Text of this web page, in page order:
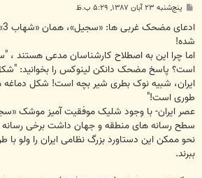
پ
ت
پنج‌شنبه ۲۳ آبان ۱۳۸۷, ۵:۲۹ ب.ظ
شده!
است؟ پاسخ مضحک دانکن لینوکس را بخوانید:
طوری است!"
عصر ایران- با وجود شلیک موفقیت آمیز موشک
سطح رسانه های منطقه و جهان داشت برخی رسانه
نحو ممکن این دستاورد بزرگ نظامی ایران را ولو
ببرند.